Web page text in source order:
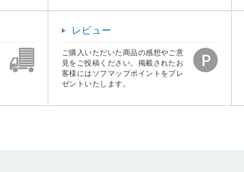
レビュー
ご購入いただいた商品の感想やご意
見をご投稿ください。掲載されたお
客様にはソフマップポイントをプレ
ゼントいたします。